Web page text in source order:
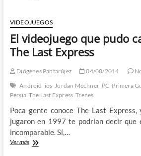
Persia:
Wizard,
The
Guide
to
#20
(I)
VIDEOJUEGOS
El videojuego que pudo
The Last Express
Diógenes Pantarújez 04/08/2014
Android ios Jordan Mechner PC Primera
Persia The Last Express Trenes
Poca gente conoce The Last
jugaron en 1997 te podrian decir que
incomparable. Sí,…
Ver másEl